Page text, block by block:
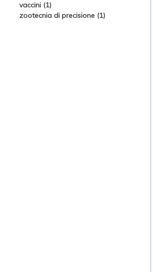
vaccini (1)
zootecnia di precisione (1)